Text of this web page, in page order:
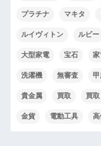
プラチナ マキタ
ルイヴィトン ルビー
大型家電 宝石
洗濯機 無審査
貴金属 買取 買取
金貨 電動工具 高